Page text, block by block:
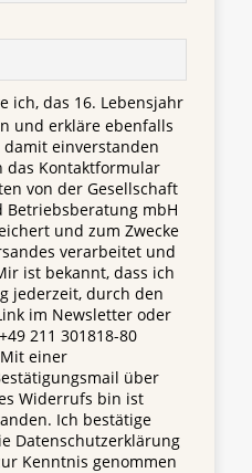
ich, das 16. Lebensjahr
und erkläre ebenfalls
einverstanden
das Kontaktformular
von der Gesellschaft
mbH
und zum Zwecke
verarbeitet und
ist bekannt, dass ich
jederzeit, durch den
im Newsletter oder
211 301818-80
einer
über
Widerrufs bin ist
Ich bestätige
Datenschutzerklärung
Kenntnis genommen